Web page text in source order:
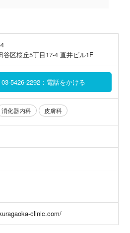
谷区桜丘5丁目17-4 直井ビル1F
03-5426-2292：電話をかける
消化器内科 皮膚科
clinic.com/